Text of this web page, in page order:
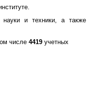
науки и техники, а также
числе4419 учетных